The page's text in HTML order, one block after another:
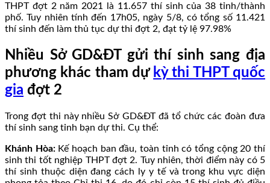
THPT đợt 2 năm 2021 là 11.657 thí sinh của 38 tỉnh/thành
phố. Tuy nhiên tính đến 17h05, ngày 5/8, có tổng số 11.421
thí sinh đến làm thủ tục dự thi đợt 2, đạt tỷ lệ 97.98%
Nhiều Sở GD&ĐT gửi thí sinh sang địa
phương khác tham dự kỳ thi THPT quốc
gia đợt 2
Trong đợt thi này nhiều Sở GD&ĐT đã tổ chức các đoàn đưa
thí sinh sang tỉnh bạn dự thi. Cụ thể:
Khánh Hòa:Kế hoạch ban đầu, toàn tỉnh có tổng cộng 20 thí
sinh thi tốt nghiệp THPT đợt 2. Tuy nhiên, thời điểm này có 5
thí sinh thuộc diện đang cách ly y tế và trong khu vực diện